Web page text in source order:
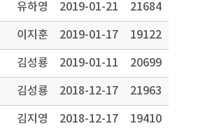
유하영 2019-01-21 21684
이지훈 2019-01-17 19122
김성룡 2019-01-11 20699
김성룡 2018-12-17 21963
김지영 2018-12-17 19410